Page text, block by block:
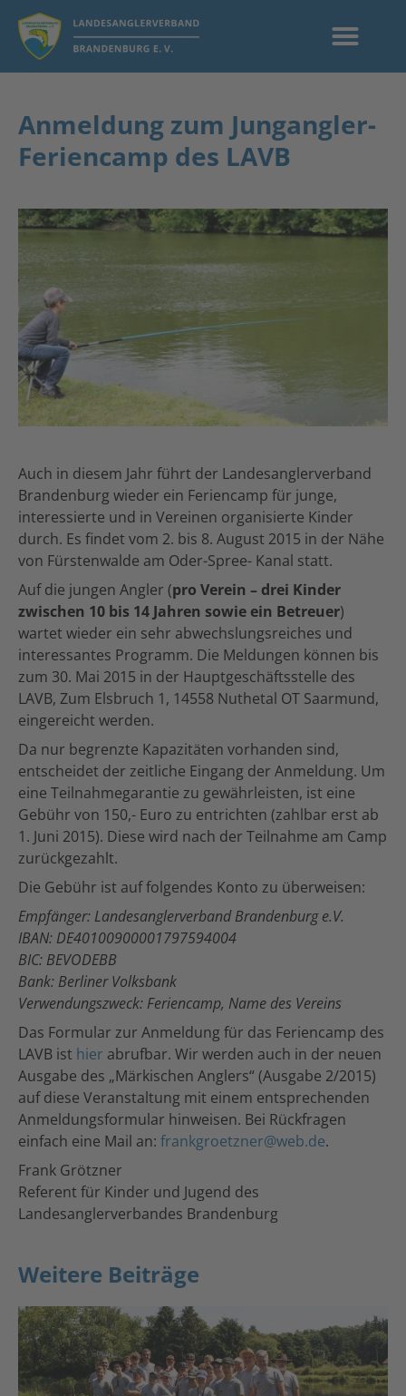
Anmeldung zum Jungangler-
Feriencamp des LAVB
Auch in diesem Jahr führt der Landesanglerverband
Brandenburg wieder ein Feriencamp für junge,
interessierte und in Vereinen organisierte Kinder
durch. Es findet vom 2. bis 8. August 2015 in der Nähe
von Fürstenwalde am Oder-Spree- Kanal statt.
Auf die jungen Angler (pro Verein – drei Kinder
zwischen 10 bis 14 Jahren sowie ein Betreuer)
wartet wieder ein sehr abwechslungsreiches und
interessantes Programm. Die Meldungen können bis
zum 30. Mai 2015 in der Hauptgeschäftsstelle des
LAVB, Zum Elsbruch 1, 14558 Nuthetal OT Saarmund,
eingereicht werden.
Da nur begrenzte Kapazitäten vorhanden sind,
entscheidet der zeitliche Eingang der Anmeldung. Um
eine Teilnahmegarantie zu gewährleisten, ist eine
Gebühr von 150,- Euro zu entrichten (zahlbar erst ab
1. Juni 2015). Diese wird nach der Teilnahme am Camp
zurückgezahlt.
Die Gebühr ist auf folgendes Konto zu überweisen:
Empfänger: Landesanglerverband Brandenburg e.V.
IBAN: DE40100900001797594004
BIC: BEVODEBB
Bank: Berliner Volksbank
Verwendungszweck: Feriencamp, Name des Vereins
Das Formular zur Anmeldung für das Feriencamp des
LAVB ist hier abrufbar. Wir werden auch in der neuen
Ausgabe des „Märkischen Anglers“ (Ausgabe 2/2015)
auf diese Veranstaltung mit einem entsprechenden
Anmeldungsformular hinweisen. Bei Rückfragen
einfach eine Mail an: frankgroetzner@web.de.
Frank Grötzner
Referent für Kinder und Jugend des
Landesanglerverbandes Brandenburg
Weitere Beiträge